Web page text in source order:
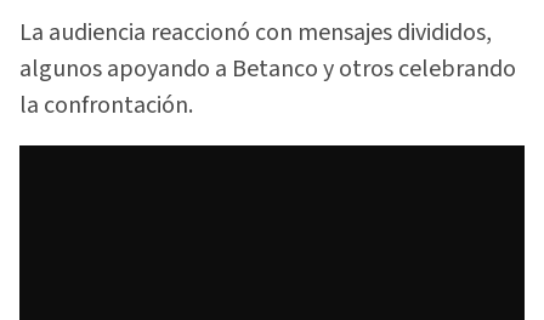
La audiencia reaccionó con mensajes divididos,
algunos apoyando a Betanco y otros celebrando
la confrontación.